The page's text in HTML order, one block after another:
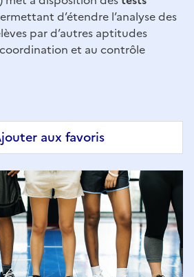
d’étendre l’analyse des
par d’autres aptitudes
et au contrôle
aux favoris